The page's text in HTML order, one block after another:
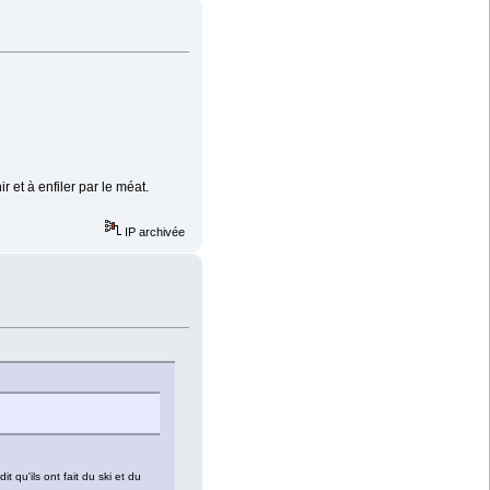
et à enfiler par le méat.
IP archivée
qu'ils ont fait du ski et du